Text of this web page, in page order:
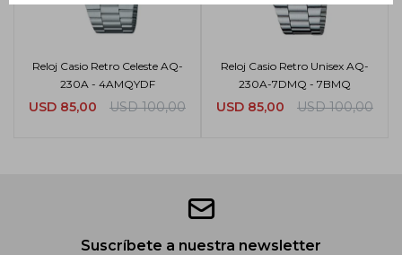
Reloj Casio Retro Celeste AQ-
230A - 4AMQYDF
USD 85,00 USD 100,00
Reloj Casio Retro Unisex AQ-
230A-7DMQ - 7BMQ
USD 85,00 USD 100,00
Suscríbete a nuestra newsletter